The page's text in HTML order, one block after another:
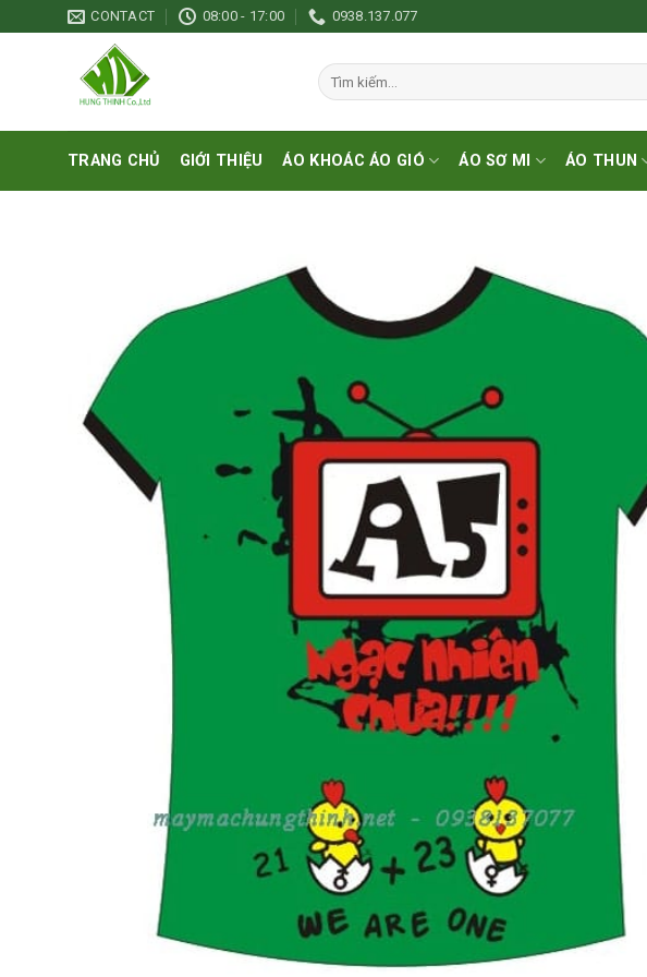
to
CONTACT 08:00 - 17:00 0938.137.077
Tìm
kiếm:
TRANG CHỦ GIỚI THIỆU ÁO KHOÁC ÁO GIÓ ÁO SƠ MI ÁO THUN